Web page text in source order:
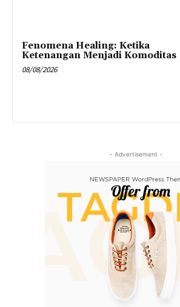
Fenomena Healing: Ketika
Ketenangan Menjadi Komoditas
08/08/2026
- Advertisement -